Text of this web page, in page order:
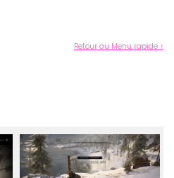
Retour au Menu rapide ↑